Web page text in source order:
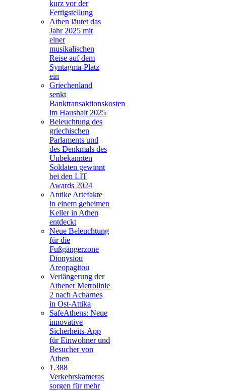
kurz vor der
Fertigstellung
Athen läutet das
Jahr 2025 mit
einer
musikalischen
Reise auf dem
Syntagma-Platz
ein
Griechenland
senkt
Banktransaktionskosten
im Haushalt 2025
Beleuchtung des
griechischen
Parlaments und
des Denkmals des
Unbekannten
Soldaten gewinnt
bei den LIT
Awards 2024
Antike Artefakte
in einem geheimen
Keller in Athen
entdeckt
Neue Beleuchtung
für die
Fußgängerzone
Dionysiou
Areopagitou
Verlängerung der
Athener Metrolinie
2 nach Acharnes
in Ost-Attika
SafeAthens: Neue
innovative
Sicherheits-App
für Einwohner und
Besucher von
Athen
1.388
Verkehrskameras
sorgen für mehr